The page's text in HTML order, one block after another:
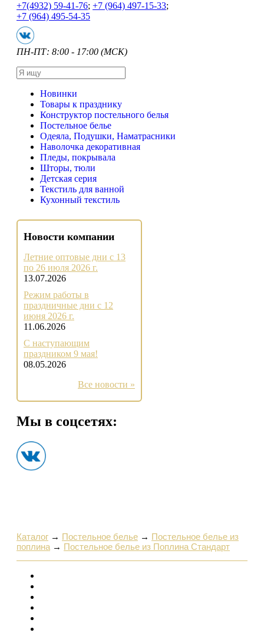
+7(4932) 59-41-76; +7 (964) 497-15-33;
+7 (964) 495-54-35
ПН-ПТ: 8:00 - 17:00 (МСК)
Новинки
Товары к празднику
Конструктор постельного белья
Постельное белье
Одеяла, Подушки, Наматрасники
Наволочка декоративная
Пледы, покрывала
Шторы, тюли
Детская серия
Текстиль для ванной
Кухонный текстиль
Новости компании
Летние оптовые дни с 13
по 26 июля 2026 г.
13.07.2026
Режим работы в
праздничные дни с 12
июня 2026 г.
11.06.2026
С наступающим
праздником 9 мая!
08.05.2026
Все новости »
Мы в соцсетях:
Каталог → Постельное белье → Постельное белье из
поплина → Постельное белье из Поплина Стандарт